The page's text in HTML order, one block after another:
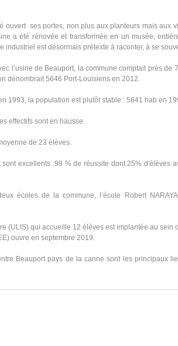
ouvert ses portes, non plus aux planteurs mais aux
a été rénovée et transformée en un musée,
industriel est désormais prétexte à raconter, à se
l’usine de Beauport, la commune comptait près de
dénombrait 5646 Port-Louisiens en 2012.
1993, la population est plutôt stable : 5641 hab en
effectifs sont en hausse.
de 23 élèves.
excellents :98 % de réussite dont 25% d'élèves
écoles de la commune, l’école Robert
(ULIS) qui accueille 12 élèves est implantée au sein
ouvre en septembre 2019.
Beauport pays de la canne sont les principaux